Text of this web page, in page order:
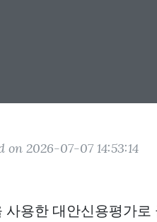
on 2026-07-07 14:53:14
용한 대안신용평가로